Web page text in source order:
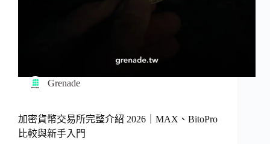
Grenade
加密貨幣交易所完整介紹 2026｜MAX、BitoPro
比較與新手入門